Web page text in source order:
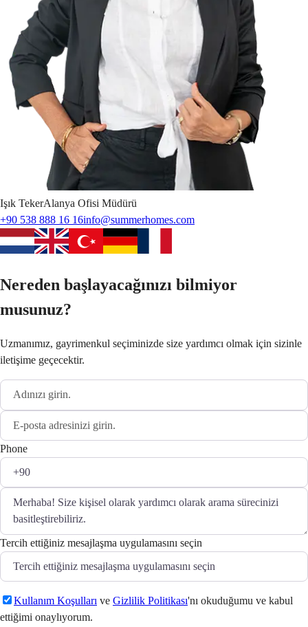
Işık TekerAlanya Ofisi Müdürü
+90 538 888 16 16info@summerhomes.com
Nereden başlayacağınızı bilmiyor
musunuz?
Uzmanımız, gayrimenkul seçiminizde size yardımcı olmak için sizinle
iletişime geçecektir.
Phone
Tercih ettiğiniz mesajlaşma uygulamasını seçin
Kullanım Koşulları ve Gizlilik Politikası'nı okuduğumu ve kabul
ettiğimi onaylıyorum.